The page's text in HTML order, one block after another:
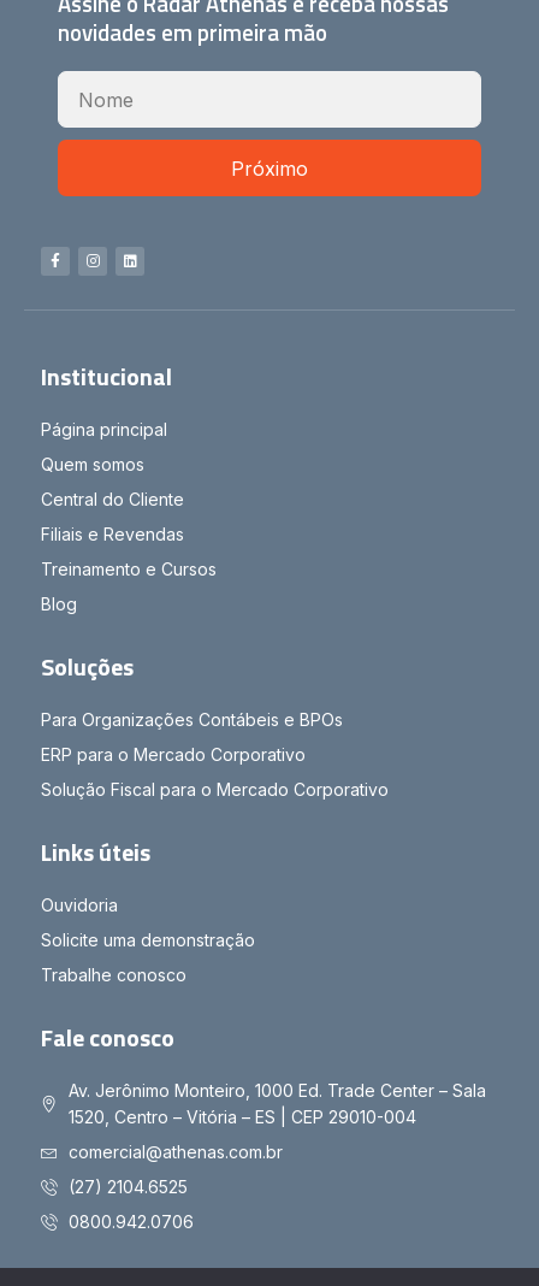
novidades em primeira mão
Próximo
Institucional
Página principal
Quem somos
Central do Cliente
Filiais e Revendas
Treinamento e Cursos
Blog
Soluções
Para Organizações Contábeis e BPOs
ERP para o Mercado Corporativo
Solução Fiscal para o Mercado Corporativo
Links úteis
Ouvidoria
Solicite uma demonstração
Trabalhe conosco
Fale conosco
Av. Jerônimo Monteiro, 1000 Ed. Trade Center – Sala
1520, Centro – Vitória – ES | CEP 29010-004
comercial@athenas.com.br
(27) 2104.6525
0800.942.0706